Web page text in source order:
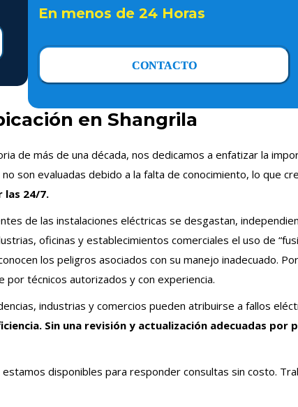
En menos de 24 Horas
CONTACTO
en Shangrila
de más de una década, nos dedicamos a enfatizar la
son evaluadas debido a la falta de conocimiento, lo que
las 24/7.
de las instalaciones eléctricas se desgastan,
oficinas y establecimientos comerciales el uso de
los peligros asociados con su manejo inadecuado.
técnicos autorizados y con experiencia.
industrias y comercios pueden atribuirse a fallos
Sin una revisión y actualización adecuadas
disponibles para responder consultas sin costo.